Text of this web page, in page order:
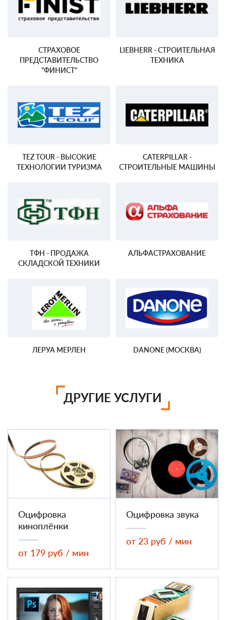
СТРАХОВОЕ
ПРЕДСТАВИТЕЛЬСТВО
"ФИНИСТ"
LIEBHERR - СТРОИТЕЛЬНАЯ
ТЕХНИКА
TEZ TOUR - ВЫСОКИЕ
ТЕХНОЛОГИИ ТУРИЗМА
CATERPILLAR -
СТРОИТЕЛЬНЫЕ МАШИНЫ
ТФН - ПРОДАЖА
СКЛАДСКОЙ ТЕХНИКИ
АЛЬФАСТРАХОВАНИЕ
ЛЕРУА МЕРЛЕН DANONE (МОСКВА)
ДРУГИЕ УСЛУГИ
Оцифровка
киноплёнки
от 179 руб / мин
Оцифровка звука
от 23 руб / мин